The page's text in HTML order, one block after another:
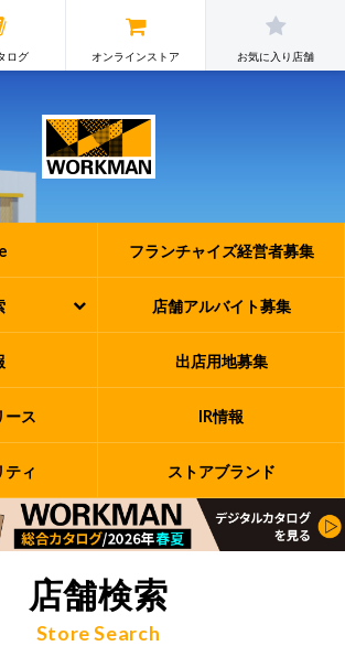
ログ オンラインストア お気に入り店舗
フランチャイズ経営者募集
店舗アルバイト募集
出店用地募集
ース IR情報
ティ ストアブランド
店舗検索
Store Search